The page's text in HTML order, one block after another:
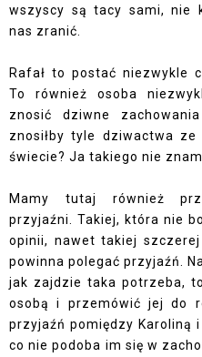
wszyscy są tacy sami, nie
nas zranić.
Rafał to postać niezwykle
To również osoba
znosić dziwne
znosiłby tyle dziwactwa
świecie? Ja takiego nie znam.
Mamy tutaj również
przyjaźni. Takiej, która nie
opinii, nawet takiej
powinna polegać przyjaźń.
jak zajdzie taka potrzeba,
osobą i przemówić jej do
przyjaźń pomiędzy Karoliną
co nie podoba im się w